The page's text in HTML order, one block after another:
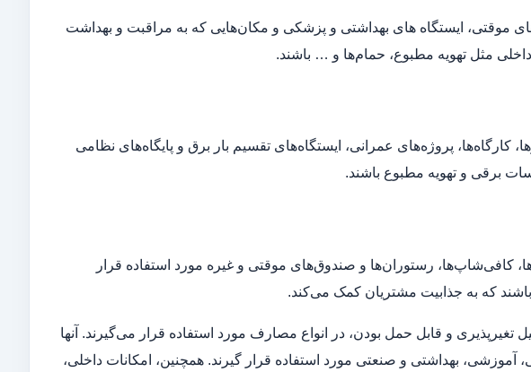
موقتی، ایستگاه‌ های بهداشتی و پزشکی و مکان‌هایی که به مراقبت و بهداشت
مثل تهویه مطبوع، حمام‌ها و … باشند.
کارگاه‌ها، پروژه‌های عمرانی، ایستگاه‌های تقسیم بار برق و پایگاه‌های نظامی
برقی و تهویه مطبوع باشند.
کافی‌شاپ‌ها، رستوران‌ها و صندوق‌های موقتی و غیره مورد استفاده قرار
که به جذابیت مشتریان کمک می‌کند.
تغیرپذیری و قابل حمل بودن، در انواع مصارف مورد استفاده قرار می‌گیرند. آنها
آموزشی، بهداشتی و صنعتی مورد استفاده قرار گیرند. همچنین، امکانات داخلی،